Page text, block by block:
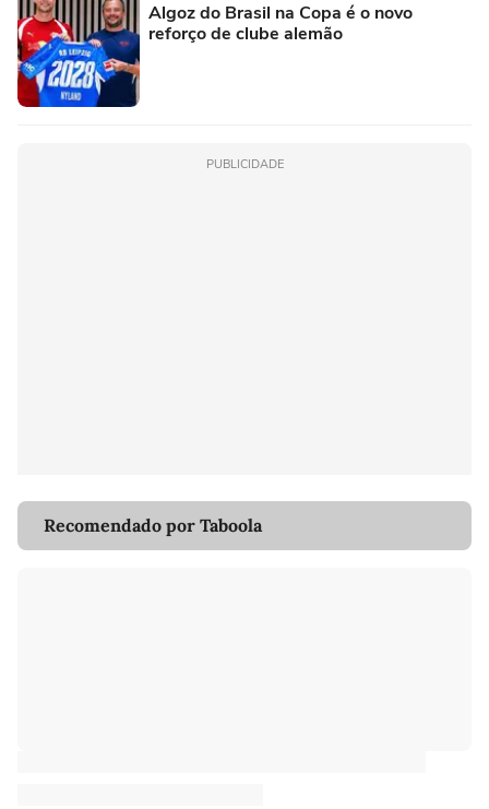
Algoz do Brasil na Copa é o novo
reforço de clube alemão
PUBLICIDADE
Recomendado por Taboola